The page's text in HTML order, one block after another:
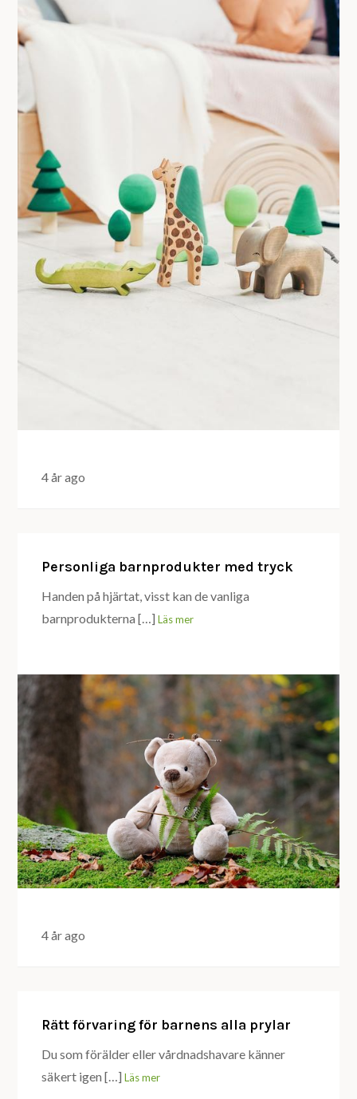
4 år ago
Personliga barnprodukter med tryck
Handen på hjärtat, visst kan de vanliga
barnprodukterna […]
4 år ago
Rätt förvaring för barnens alla prylar
Du som förälder eller vårdnadshavare känner
säkert igen […]